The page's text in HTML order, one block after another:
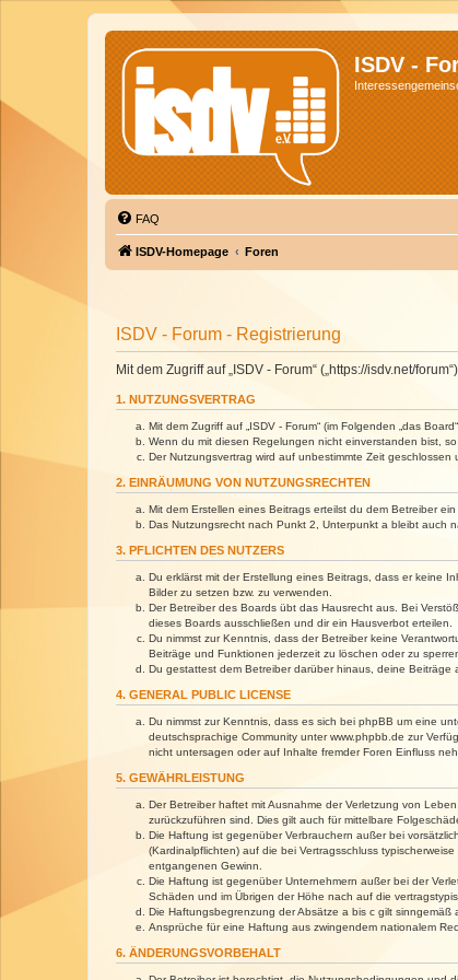
ISDV -
FAQ
ISDV-Homepage Foren
ISDV - Forum - Registrierung
Mit dem Zugriff auf „ISDV - Forum“ („https://isdv.net/
1. NUTZUNGSVERTRAG
Mit dem Zugriff auf „ISDV - Forum“ (im Folgenden „das
Wenn du mit diesen Regelungen nicht einverstanden bist,
Der Nutzungsvertrag wird auf unbestimmte Zeit
2. EINRÄUMUNG VON NUTZUNGSRECHTEN
Mit dem Erstellen eines Beitrags erteilst du dem Betreiber
Das Nutzungsrecht nach Punkt 2, Unterpunkt a bleibt auch
3. PFLICHTEN DES NUTZERS
Du erklärst mit der Erstellung eines Beitrags, dass er keine
Bilder zu setzen bzw. zu verwenden.
Der Betreiber des Boards übt das Hausrecht aus. Bei
dieses Boards ausschließen und dir ein Hausverbot erteilen.
Du nimmst zur Kenntnis, dass der Betreiber keine
Beiträge und Funktionen jederzeit zu löschen oder zu
Du gestattest dem Betreiber darüber hinaus, deine
4. GENERAL PUBLIC LICENSE
Du nimmst zur Kenntnis, dass es sich bei phpBB um eine
deutschsprachige Community unter www.phpbb.de zur
nicht untersagen oder auf Inhalte fremder Foren Einfluss
5. GEWÄHRLEISTUNG
Der Betreiber haftet mit Ausnahme der Verletzung von
zurückzuführen sind. Dies gilt auch für mittelbare
Die Haftung ist gegenüber Verbrauchern außer bei
(Kardinalpflichten) auf die bei Vertragsschluss
entgangenen Gewinn.
Die Haftung ist gegenüber Unternehmern außer bei der
Schäden und im Übrigen der Höhe nach auf die
Die Haftungsbegrenzung der Absätze a bis c gilt
Ansprüche für eine Haftung aus zwingendem nationalem
6. ÄNDERUNGSVORBEHALT